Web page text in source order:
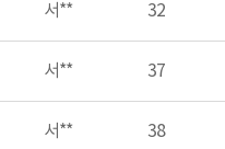
서** 32
서** 37
서** 38